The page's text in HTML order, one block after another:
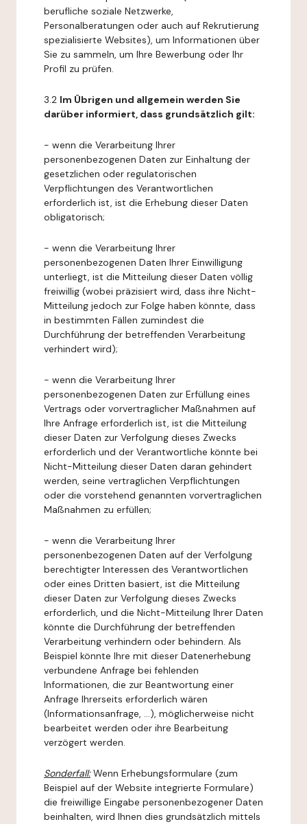
berufliche soziale Netzwerke,
Personalberatungen oder auch auf Rekrutierung
spezialisierte Websites), um Informationen über
Sie zu sammeln, um Ihre Bewerbung oder Ihr
Profil zu prüfen.
3.2 Im Übrigen und allgemein werden Sie
darüber informiert, dass grundsätzlich gilt:
- wenn die Verarbeitung Ihrer
personenbezogenen Daten zur Einhaltung der
gesetzlichen oder regulatorischen
Verpflichtungen des Verantwortlichen
erforderlich ist, ist die Erhebung dieser Daten
obligatorisch;
- wenn die Verarbeitung Ihrer
personenbezogenen Daten Ihrer Einwilligung
unterliegt, ist die Mitteilung dieser Daten völlig
freiwillig (wobei präzisiert wird, dass ihre Nicht-
Mitteilung jedoch zur Folge haben könnte, dass
in bestimmten Fällen zumindest die
Durchführung der betreffenden Verarbeitung
verhindert wird);
- wenn die Verarbeitung Ihrer
personenbezogenen Daten zur Erfüllung eines
Vertrags oder vorvertraglicher Maßnahmen auf
Ihre Anfrage erforderlich ist, ist die Mitteilung
dieser Daten zur Verfolgung dieses Zwecks
erforderlich und der Verantwortliche könnte bei
Nicht-Mitteilung dieser Daten daran gehindert
werden, seine vertraglichen Verpflichtungen
oder die vorstehend genannten vorvertraglichen
Maßnahmen zu erfüllen;
- wenn die Verarbeitung Ihrer
personenbezogenen Daten auf der Verfolgung
berechtigter Interessen des Verantwortlichen
oder eines Dritten basiert, ist die Mitteilung
dieser Daten zur Verfolgung dieses Zwecks
erforderlich, und die Nicht-Mitteilung Ihrer Daten
könnte die Durchführung der betreffenden
Verarbeitung verhindern oder behindern. Als
Beispiel könnte Ihre mit dieser Datenerhebung
verbundene Anfrage bei fehlenden
Informationen, die zur Beantwortung einer
Anfrage Ihrerseits erforderlich wären
(Informationsanfrage, ...), möglicherweise nicht
bearbeitet werden oder ihre Bearbeitung
verzögert werden.
Sonderfall:Wenn Erhebungsformulare (zum
Beispiel auf der Website integrierte Formulare)
die freiwillige Eingabe personenbezogener Daten
beinhalten, wird Ihnen dies grundsätzlich mittels